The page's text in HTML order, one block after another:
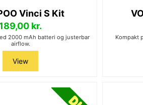
Vinci S Kit
189,00 kr.
2000 mAh batteri og justerbar
airflow.
View
Kompakt